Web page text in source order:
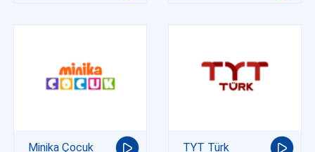
Minika Çocuk TYT Türk